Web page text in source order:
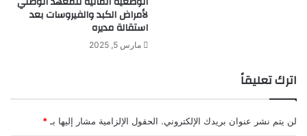
لأمراض الكبد والفيروسات بعد
استقالة مديره
مارس 5, 2025
اترك تعليقاً
لن يتم نشر عنوان بريدك الإلكتروني. الحقول الإلزامية مشار إليها بـ *